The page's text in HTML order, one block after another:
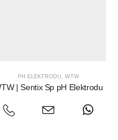
PH ELEKTRODU , WTW
| Sentix Sp pH Elektrodu